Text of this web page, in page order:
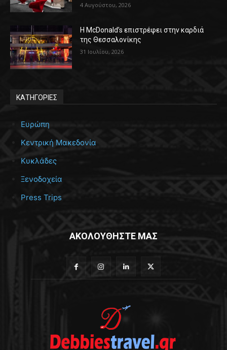
4 Αυγούστου, 2026
Η McDonald’s επιστρέφει στην καρδιά
της Θεσσαλονίκης
31 Ιουλίου, 2026
ΚΑΤΗΓΟΡΙΕΣ
Ευρώπη
Κεντρική Μακεδονία
Κυκλάδες
Ξενοδοχεία
Press Trips
ΑΚΟΛΟΥΘΗΣΤΕ ΜΑΣ